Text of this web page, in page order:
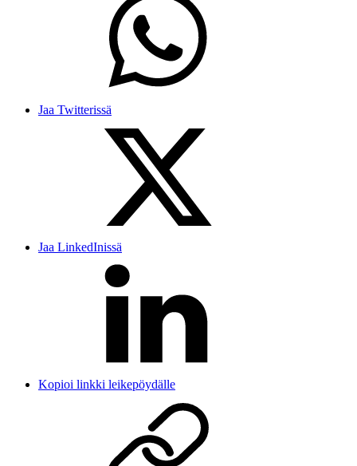
Jaa Twitterissä
Jaa LinkedInissä
Kopioi linkki leikepöydälle